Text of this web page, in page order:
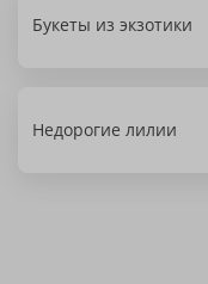
Букеты из экзотики
Недорогие лилии